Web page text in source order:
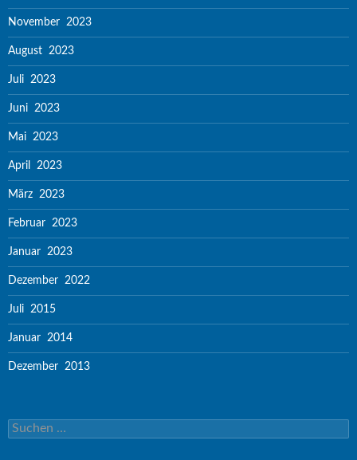
November 2023
August 2023
Juli 2023
Juni 2023
Mai 2023
April 2023
März 2023
Februar 2023
Januar 2023
Dezember 2022
Juli 2015
Januar 2014
Dezember 2013
Suchen nach: